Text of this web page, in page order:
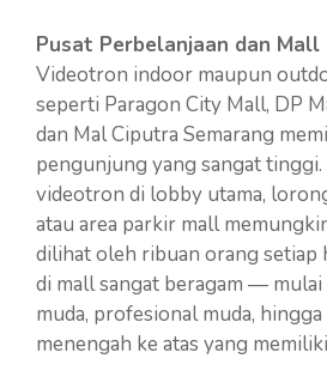
Pusat Perbelanjaan dan Mall
Videotron indoor maupun
seperti Paragon City Mall, DP
dan Mal Ciputra Semarang
pengunjung yang sangat tinggi.
videotron di lobby utama,
atau area parkir mall
dilihat oleh ribuan orang setiap
di mall sangat beragam — mulai
muda, profesional muda,
menengah ke atas yang